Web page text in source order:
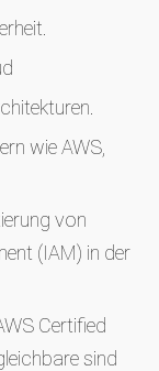
wie AWS,
von
(IAM) in der
Certified
sind